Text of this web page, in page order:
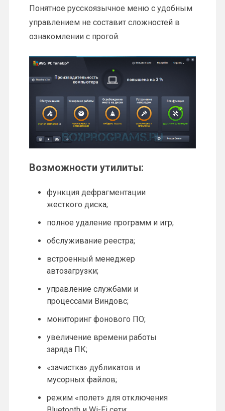
Понятное русскоязычное меню с удобным
управлением не составит сложностей в
ознакомлении с прогой.
Возможности утилиты:
функция дефрагментации
жесткого диска;
полное удаление программ и игр;
обслуживание реестра;
встроенный менеджер
автозагрузки;
управление службами и
процессами Виндовс;
мониторинг фонового ПО;
увеличение времени работы
заряда ПК;
«зачистка» дубликатов и
мусорных файлов;
режим «полет» для отключения